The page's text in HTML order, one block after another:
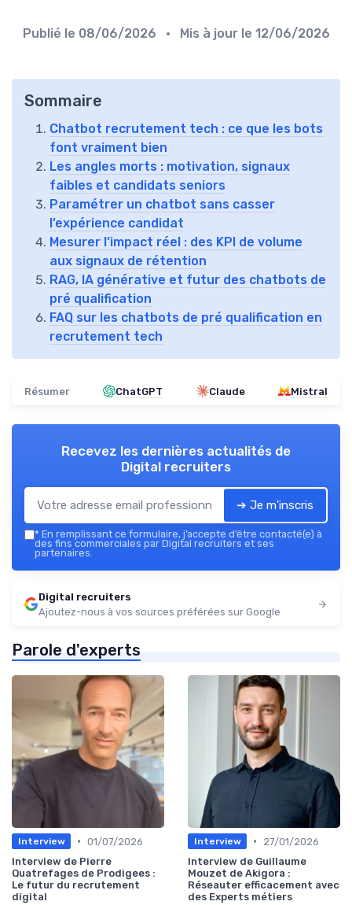
Publié le 08/06/2026 • Mis à jour le 12/06/2026
Sommaire
Chatbot recrutement tech : ce que les bots
font vraiment bien
Les angles morts : motivation, signaux
faibles et candidats seniors
Paramétrer un chatbot sans casser
l’expérience candidat
Mesurer l’impact réel : des KPI de volume
aux signaux de rétention
RAG, IA générative et futur des chatbots de
pré qualification
FAQ sur les chatbots de pré qualification en
recrutement tech
Résumer ChatGPT Claude Mistral
Recevez les dernières actualités de
Digital recruiters
➔ Je m'inscris
* En remplissant ce formulaire, j’accepte d’être contacté(e) à
des fins commerciales par Digital recruiters et ses
partenaires.
Digital recruiters
Ajoutez-nous à vos sources préférées sur Google
Parole d'experts
Interview • 01/07/2026
Interview de Pierre
Quatrefages de Prodigees :
Le futur du recrutement
digital
Interview •
27/01/2026
Interview de Guillaume
Mouzet de Akigora :
Réseauter efficacement avec
des Experts métiers